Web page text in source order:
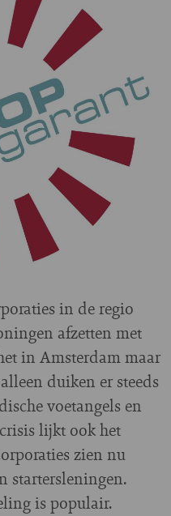
in de regio
afzetten met
in Amsterdam maar
duiken er steeds
voetangels en
lijkt ook het
zien nu
startersleningen.
is populair.